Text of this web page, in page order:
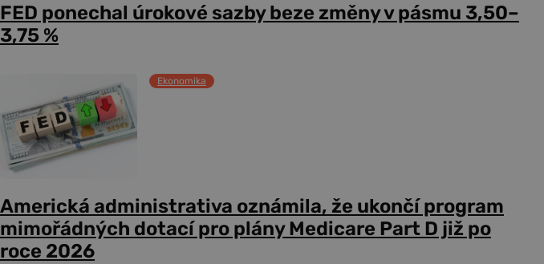
FED ponechal úrokové sazby beze změny v pásmu 3,50–
3,75 %
Ekonomika
Americká administrativa oznámila, že ukončí program
mimořádných dotací pro plány Medicare Part D již po
roce 2026